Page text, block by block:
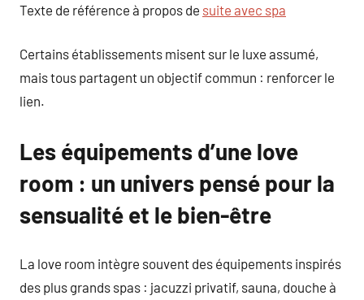
Texte de référence à propos de suite avec spa
Certains établissements misent sur le luxe assumé,
mais tous partagent un objectif commun : renforcer le
lien.
Les équipements d’une love
room : un univers pensé pour la
sensualité et le bien-être
La love room intègre souvent des équipements inspirés
des plus grands spas : jacuzzi privatif, sauna, douche à